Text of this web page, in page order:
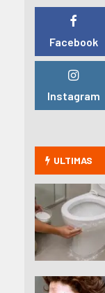
Facebook
Instagram
ULTIMAS